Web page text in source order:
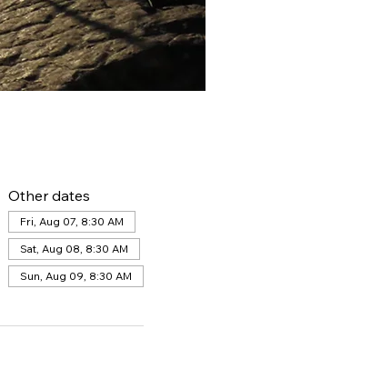
Other dates
Fri, Aug 07, 8:30 AM
Sat, Aug 08, 8:30 AM
Sun, Aug 09, 8:30 AM